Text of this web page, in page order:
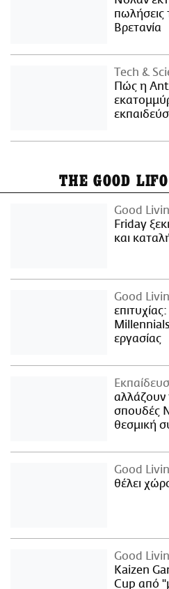
Βρετανία
Τech &
Πώς η
THE GOOD LIFO
Good
Friday
και
Good
εργασίας
αλλάζουν
σπουδές
θεσμική
Good
θέλει
Good
Kaizen
Cup από